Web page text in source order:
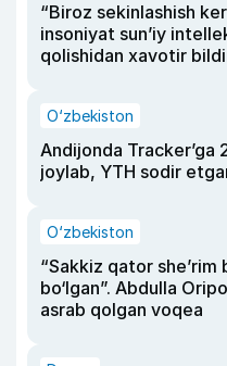
“Biroz sekinlashish
insoniyat sun’iy
qolishidan xavotir
O‘zbekiston
Andijonda Tracker’ga
joylab, YTH sodir
O‘zbekiston
“Sakkiz qator
bo‘lgan”. Abdulla
asrab qolgan voqea